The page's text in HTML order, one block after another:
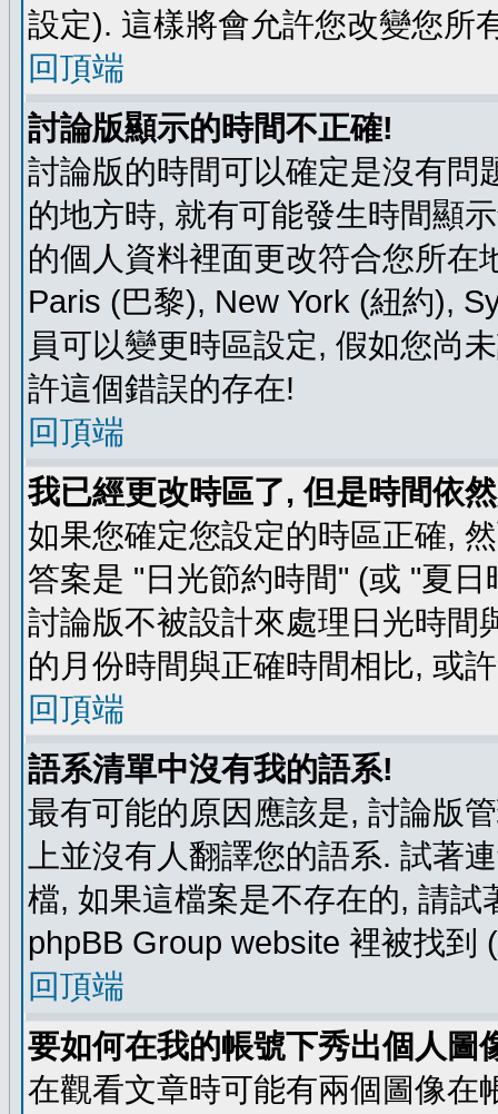
設定). 這樣將會允許您改變您所
回頂端
討論版顯示的時間不正確!
討論版的時間可以確定是沒有問
的地方時, 就有可能發生時間顯
的個人資料裡面更改符合您所在
Paris (巴黎), New York (紐約),
員可以變更時區設定, 假如您尚
許這個錯誤的存在!
回頂端
我已經更改時區了, 但是時間依
如果您確定您設定的時區正確,
答案是 "日光節約時間" (或 "夏
討論版不被設計來處理日光時間
的月份時間與正確時間相比, 或
回頂端
語系清單中沒有我的語系!
最有可能的原因應該是, 討論版
上並沒有人翻譯您的語系. 試著
檔, 如果這檔案是不存在的, 請
phpBB Group website 裡被找到
回頂端
要如何在我的帳號下秀出個人圖
在觀看文章時可能有兩個圖像在